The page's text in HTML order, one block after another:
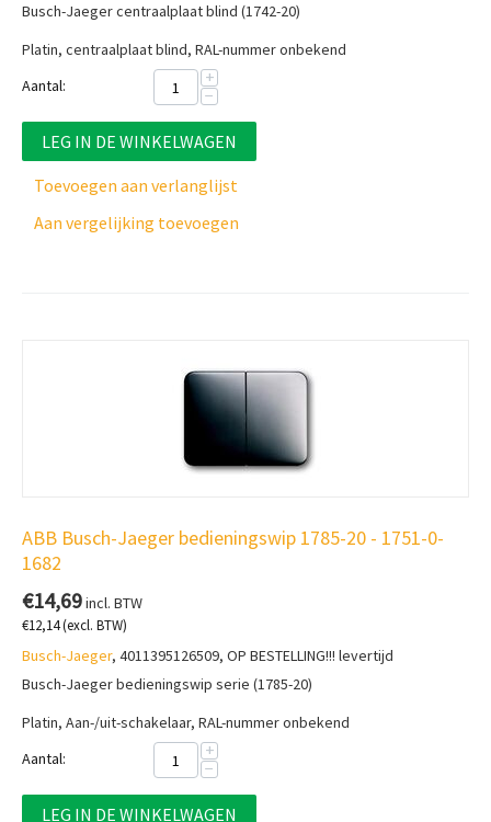
Busch-Jaeger centraalplaat blind (1742-20)
Platin, centraalplaat blind, RAL-nummer onbekend
Aantal:
+
−
LEG IN DE WINKELWAGEN
Toevoegen aan verlanglijst
Aan vergelijking toevoegen
ABB Busch-Jaeger bedieningswip 1785-20 - 1751-0-
1682
€14,69incl. BTW
€12,14(excl. BTW)
Busch-Jaeger, 4011395126509, OP BESTELLING!!! levertijd
Busch-Jaeger bedieningswip serie (1785-20)
Platin, Aan-/uit-schakelaar, RAL-nummer onbekend
Aantal:
+
−
LEG IN DE WINKELWAGEN